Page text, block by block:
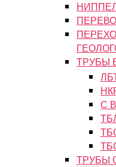
ТРУБЫ
С
ТРУБЫ